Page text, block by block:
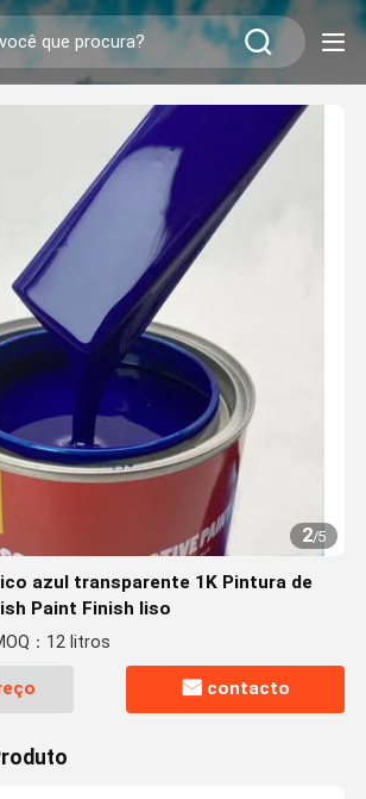
2/5
azul transparente 1K Pintura de
Paint Finish liso
：12 litros
contacto